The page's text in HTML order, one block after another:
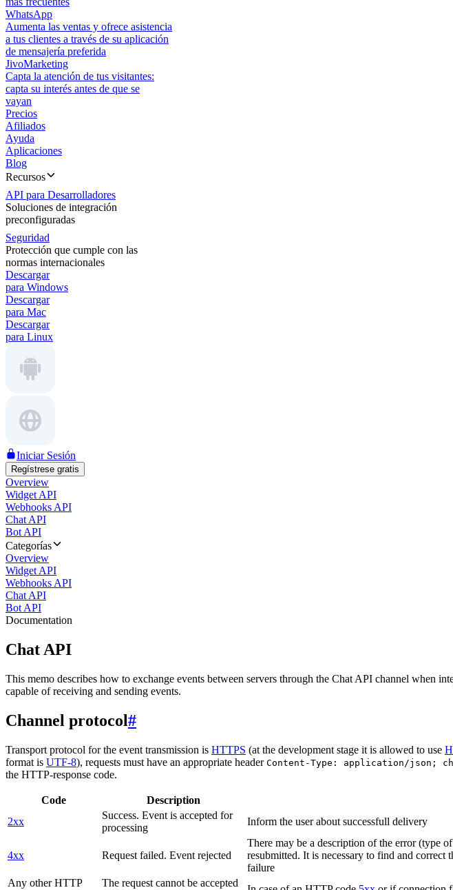
WhatsApp
Aumenta las ventas y ofrece asistencia
a tus clientes a través de su aplicación
de mensajería preferida
JivoMarketing
Capta la atención de tus visitantes:
capta su interés antes de que se
vayan
Precios
Afiliados
Ayuda
Aplicaciones
Blog
Recursos
API para Desarrolladores
Soluciones de integración
preconfiguradas
Seguridad
Protección que cumple con las
normas internacionales
Descargar
para Windows
Descargar
para Mac
Descargar
para Linux
Iniciar Sesión
Regístrese gratis
Overview
Widget API
Webhooks API
Chat API
Bot API
Categorías
Overview
Widget API
Webhooks API
Chat API
Bot API
Documentation
Chat API
This memo describes how to exchange events between servers through the Chat API channel when
capable of receiving and sending events.
Channel protocol#
Transport protocol for the event transmission is HTTPS (at the development stage it is allowed to use
format is UTF-8), requests must have an appropriate header Content-Type: application/json;
the HTTP-response code.
Code Description
2xx
Success. Event is accepted for
processing
Inform the user about successfull delivery
4xx Request failed. Event rejected
There may be a description of the error (type
resubmitted. It is necessary to find and correct
failure
Any other HTTP
The request cannot be accepted